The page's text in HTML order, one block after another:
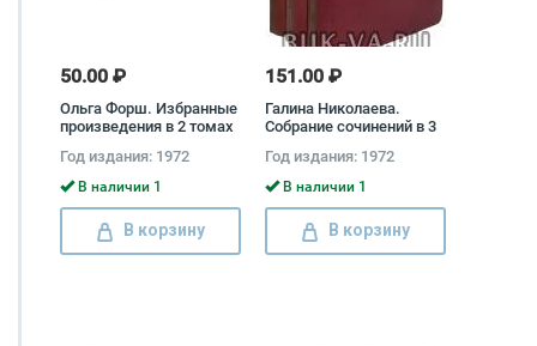
50.00 ₽
Ольга Форш. Избранные
произведения в 2 томах
Год издания: 1972
В наличии 1
В корзину
151.00 ₽
Галина Николаева.
Собрание сочинений в 3
Галина Николаева
Год издания: 1972
В наличии 1
В корзину